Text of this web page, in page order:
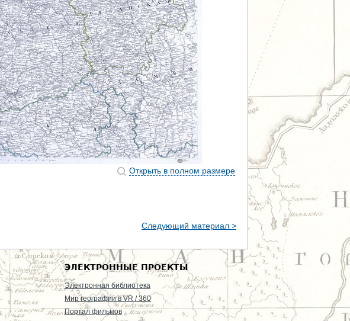
Открыть в полном размере
Следующий материал >
ЭЛЕКТРОННЫЕ ПРОЕКТЫ
Электронная библиотека
Мир географии в VR / 360
Портал фильмов